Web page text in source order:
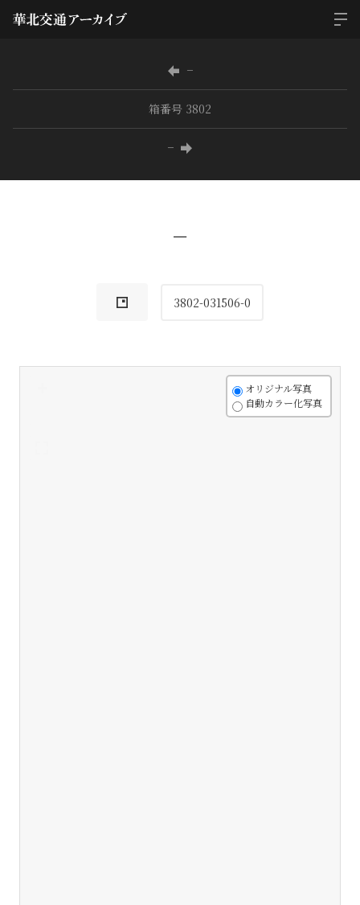
−
箱番号 3802
−
−
3802-031506-0
オリジナル写真
自動カラー化写真